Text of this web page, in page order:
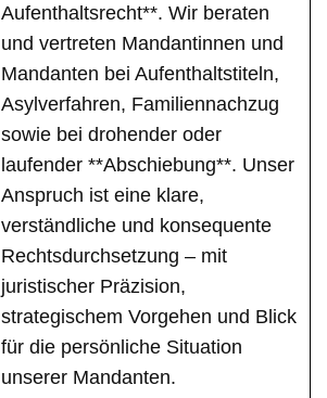
Aufenthaltsrecht**. Wir beraten
und vertreten Mandantinnen und
Mandanten bei Aufenthaltstiteln,
Asylverfahren, Familiennachzug
sowie bei drohender oder
laufender **Abschiebung**. Unser
Anspruch ist eine klare,
verständliche und konsequente
Rechtsdurchsetzung – mit
juristischer Präzision,
strategischem Vorgehen und Blick
für die persönliche Situation
unserer Mandanten.